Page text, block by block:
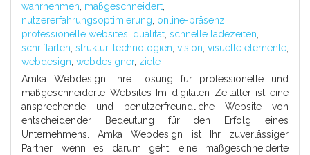
wahrnehmen, maßgeschneidert,
nutzererfahrungsoptimierung, online-präsenz,
professionelle websites, qualität, schnelle ladezeiten,
schriftarten, struktur, technologien, vision, visuelle elemente,
webdesign, webdesigner, ziele
Amka Webdesign: Ihre Lösung für professionelle und
maßgeschneiderte Websites Im digitalen Zeitalter ist eine
ansprechende und benutzerfreundliche Website von
entscheidender Bedeutung für den Erfolg eines
Unternehmens. Amka Webdesign ist Ihr zuverlässiger
Partner, wenn es darum geht, eine maßgeschneiderte